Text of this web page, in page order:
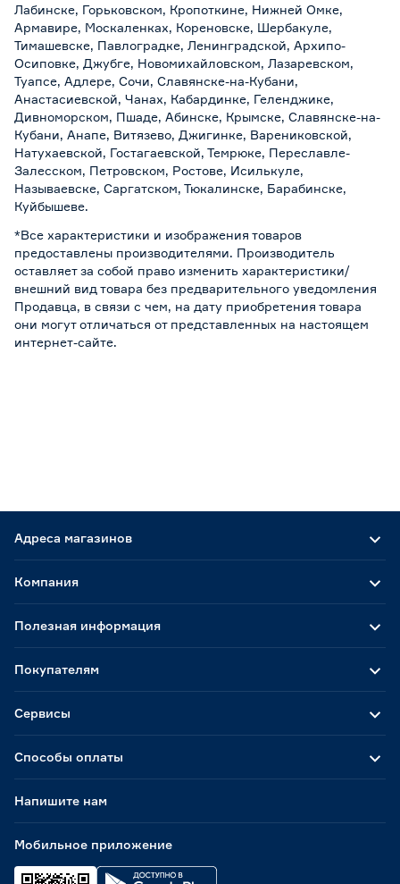
Лабинске, Горьковском, Кропоткине, Нижней Омке,
Армавире, Москаленках, Кореновске, Шербакуле,
Тимашевске, Павлоградке, Ленинградской, Архипо-
Осиповке, Джубге, Новомихайловском, Лазаревском,
Туапсе, Адлере, Сочи, Славянске-на-Кубани,
Анастасиевской, Чанах, Кабардинке, Геленджике,
Дивноморском, Пшаде, Абинске, Крымске, Славянске-на-
Кубани, Анапе, Витязево, Джигинке, Варениковской,
Натухаевской, Гостагаевской, Темрюке, Переславле-
Залесском, Петровском, Ростове, Исилькуле,
Называевске, Саргатском, Тюкалинске, Барабинске,
Куйбышеве.
*Все характеристики и изображения товаров
предоставлены производителями. Производитель
оставляет за собой право изменить характеристики/
внешний вид товара без предварительного уведомления
Продавца, в связи с чем, на дату приобретения товара
они могут отличаться от представленных на настоящем
интернет-сайте.
Адреса магазинов
Способы оплаты
Мобильное приложение
Компания
Полезная информация
Покупателям
Сервисы
Напишите нам